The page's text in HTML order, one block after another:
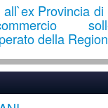
all`ex Provincia
della